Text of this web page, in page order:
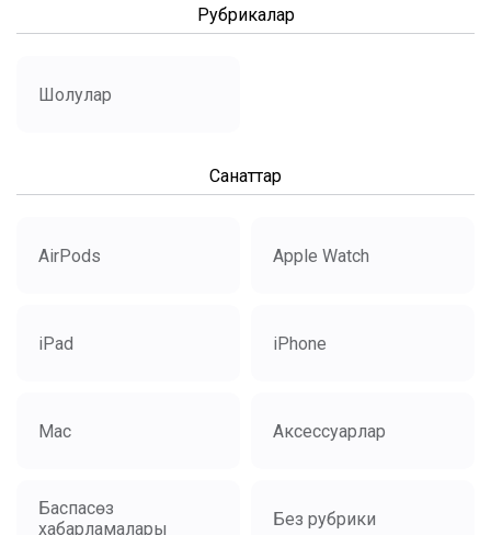
Рубрикалар
Шолулар
Санаттар
AirPods Apple Watch
iPad iPhone
Mac Аксессуарлар
Баспасөз
хабарламалары
Без рубрики